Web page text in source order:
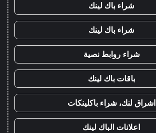
شراء باك لينك
شراء باك لينك
شراء روابط نصية
باقات باك لينك
اشراق لنك، شراء باكلينكات
اعلانات الباك لينك